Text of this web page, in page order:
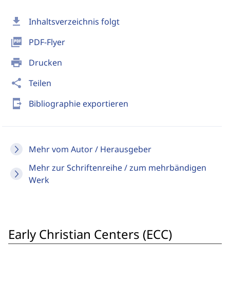
download Inhaltsverzeichnis folgt
picture_as_pdf PDF-Flyer
print Drucken
share Teilen
send_to_mobile Bibliographie exportieren
Mehr vom Autor / Herausgeber
Mehr zur Schriftenreihe / zum mehrbändigen
Werk
Early Christian Centers (ECC)